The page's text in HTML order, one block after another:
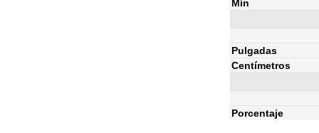
Mín
Pulgadas
Centímetros
Porcentaje